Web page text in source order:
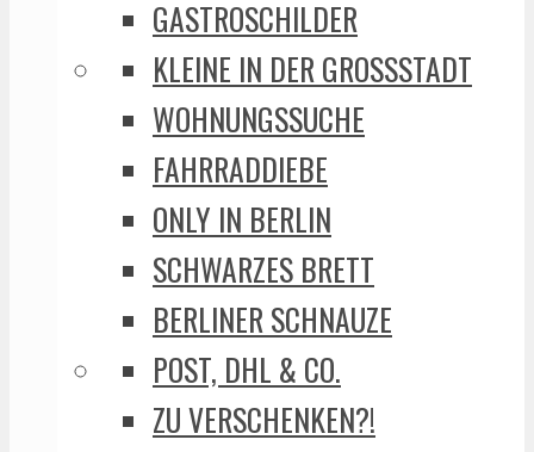
GASTROSCHILDER
KLEINE IN DER GROSSSTADT
WOHNUNGSSUCHE
FAHRRADDIEBE
ONLY IN BERLIN
SCHWARZES BRETT
BERLINER SCHNAUZE
POST, DHL & CO.
ZU VERSCHENKEN?!